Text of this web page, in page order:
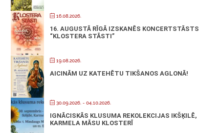
16.08.2026.
16. AUGUSTĀ RĪGĀ IZSKANĒS KONCERTSTĀSTS
“KLOSTERA STĀSTI”
19.08.2026.
AICINĀM UZ KATEHĒTU TIKŠANOS AGLONĀ!
30.09.2026. - 04.10.2026.
IGNĀCISKĀS KLUSUMA REKOLEKCIJAS IKŠĶILĒ,
KARMELA MĀSU KLOSTERĪ